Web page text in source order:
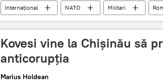
Internaţional NATO Militari
Kovesi vine la Chișinău să
anticorupția
Marius Holdean